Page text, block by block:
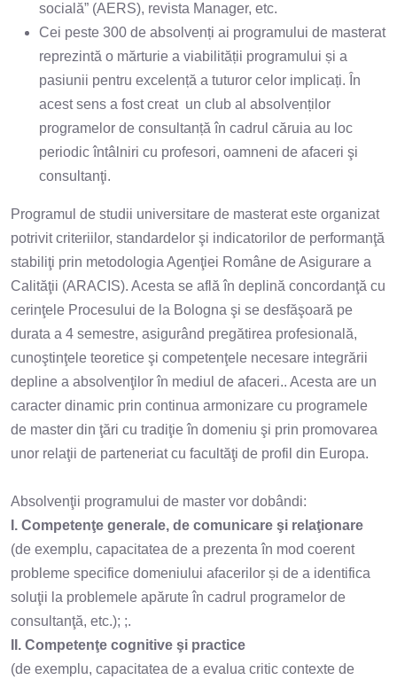
socială” (AERS), revista Manager, etc.
Cei peste 300 de absolvenți ai programului de masterat
reprezintă o mărturie a viabilității programului și a
pasiunii pentru excelență a tuturor celor implicați. În
acest sens a fost creat un club al absolvenților
programelor de consultanță în cadrul căruia au loc
periodic întâlniri cu profesori, oamneni de afaceri şi
consultanţi.
Programul de studii universitare de masterat este organizat
potrivit criteriilor, standardelor şi indicatorilor de performanţă
stabiliţi prin metodologia Agenţiei Române de Asigurare a
Calităţii (ARACIS). Acesta se află în deplină concordanţă cu
cerinţele Procesului de la Bologna şi se desfăşoară pe
durata a 4 semestre, asigurând pregătirea profesională,
cunoştinţele teoretice şi competenţele necesare integrării
depline a absolvenţilor în mediul de afaceri.. Acesta are un
caracter dinamic prin continua armonizare cu programele
de master din ţări cu tradiţie în domeniu şi prin promovarea
unor relaţii de parteneriat cu facultăţi de profil din Europa.
Absolvenţii programului de master vor dobândi:
I. Competenţe generale, de comunicare şi relaţionare
(de exemplu, capacitatea de a prezenta în mod coerent
probleme specifice domeniului afacerilor și de a identifica
soluţii la problemele apărute în cadrul programelor de
consultanţă, etc.); ;.
II. Competenţe cognitive şi practice
(de exemplu, capacitatea de a evalua critic contexte de